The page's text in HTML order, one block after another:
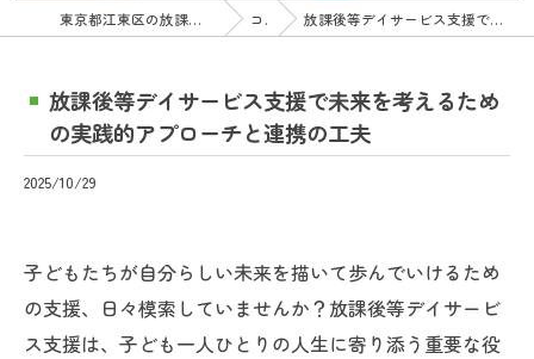
東京都江東区の放課後等デイサービスの求人ならたすきっず コラム 放課後等デイサービス支援で未来を考えるための実践的アプローチと連携の工夫
放課後等デイサービス支援で未来を考えるため
の実践的アプローチと連携の工夫
2025/10/29
子どもたちが自分らしい未来を描いて歩んでいけるため
の支援、日々模索していませんか？放課後等デイサービ
ス支援は、子ども一人ひとりの人生に寄り添う重要な役